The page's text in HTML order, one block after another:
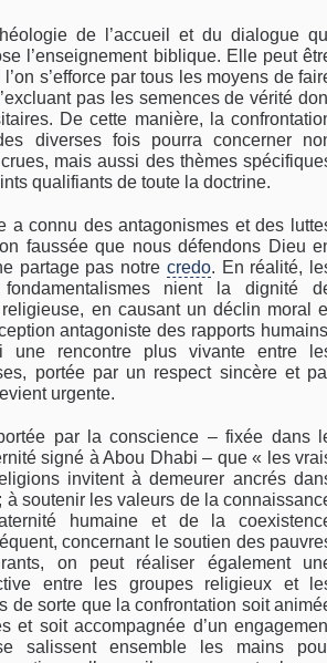
de l’accueil et du dialogue
l’enseignement biblique. Elle peut
s’efforce par tous les moyens de
pas les semences de vérité
De cette manière, la
diverses fois pourra concerner
mais aussi des thèmes
qualifiants de toute la doctrine.
a connu des antagonismes et des
faussée que nous défendons Dieu
partage pas notre credo. En réalité,
nient la dignité
en causant un déclin moral
antagoniste des rapports
une rencontre plus vivante entre
portée par un respect sincère et
urgente.
par la conscience – fixée dans
signé à Abou Dhabi – que « les
invitent à demeurer ancrés
à soutenir les valeurs de la
humaine et de la
concernant le soutien des
on peut réaliser également
entre les groupes religieux et
de sorte que la confrontation soit
et soit accompagnée d’un
salissent ensemble les mains